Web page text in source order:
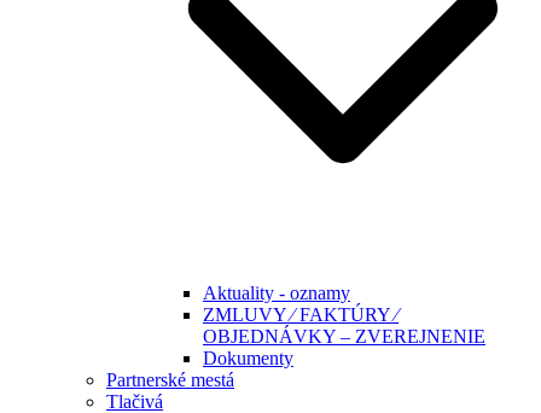
Aktuality - oznamy
ZMLUVY ⁄ FAKTÚRY ⁄
OBJEDNÁVKY – ZVEREJNENIE
Dokumenty
Partnerské mestá
Tlačivá